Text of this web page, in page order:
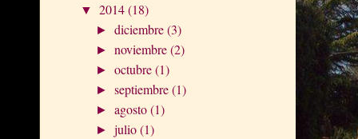
▼ 2014(18)
►diciembre(3)
►noviembre(2)
►octubre(1)
►septiembre(1)
►agosto(1)
►julio(1)